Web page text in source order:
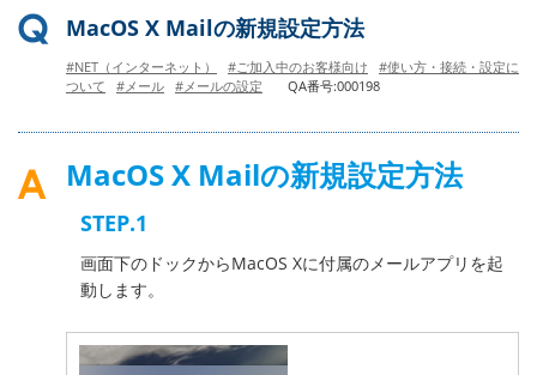
MacOS X Mailの新規設定方法
#NET（インターネット） #ご加入中のお客様向け
#使い方・接続・設定に
ついて
#メール #メールの設定 QA番号:000198
MacOS X Mailの新規設定方法
STEP.1
画面下のドックからMacOS Xに付属のメールアプリを起
動します。